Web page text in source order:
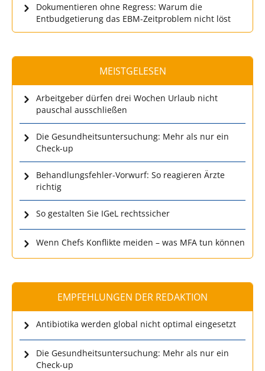
Dokumentieren ohne Regress: Warum die
Entbudgetierung das EBM-Zeitproblem nicht löst
MEISTGELESEN
Arbeitgeber dürfen drei Wochen Urlaub nicht
pauschal ausschließen
Die Gesundheitsuntersuchung: Mehr als nur ein
Check-up
Behandlungsfehler-Vorwurf: So reagieren Ärzte
richtig
So gestalten Sie IGeL rechtssicher
Wenn Chefs Konflikte meiden – was MFA tun können
EMPFEHLUNGEN DER REDAKTION
Antibiotika werden global nicht optimal eingesetzt
Die Gesundheitsuntersuchung: Mehr als nur ein
Check-up